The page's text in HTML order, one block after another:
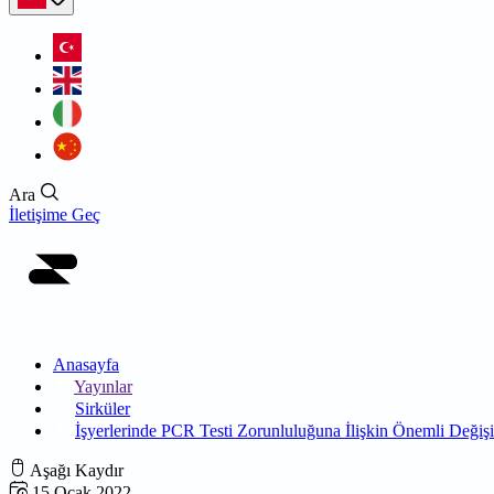
Ara
İletişime Geç
Anasayfa
Yayınlar
Sirküler
İşyerlerinde PCR Testi Zorunluluğuna İlişkin Önemli
Aşağı Kaydır